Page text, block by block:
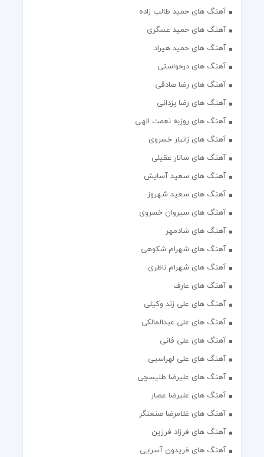
آهنگ های حمید طالب زاده
آهنگ های حمید عسگری
آهنگ های حمید هیراد
آهنگ های درخواستی
آهنگ های رضا صادقی
آهنگ های رضا یزدانی
آهنگ های روزبه نعمت الهی
آهنگ های زانیار خسروی
آهنگ های سالار عقیلی
آهنگ های سعید آسایش
آهنگ های سعید شهروز
آهنگ های سیروان خسروی
آهنگ های شادمهر
آهنگ های شهرام شکوهی
آهنگ های شهرام ناظری
آهنگ های عارف
آهنگ های علی زند وکیلی
آهنگ های علی عبدالمالکی
آهنگ های علی فانی
آهنگ های علی لهراسبی
آهنگ های علیرضا طلیسچی
آهنگ های علیرضا عصار
آهنگ های غلامرضا صنعتگر
آهنگ های فرزاد فرزین
آهنگ های فریدون آسرایی